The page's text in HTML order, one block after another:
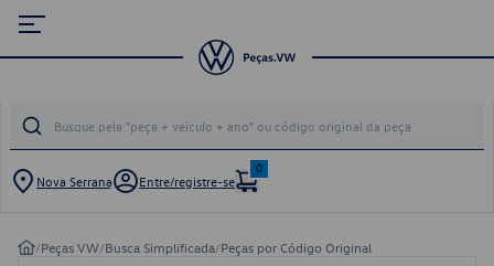
Nova Serrana Entre/registre-se
0
/Peças VW/Busca Simplificada/Peças por Código Original